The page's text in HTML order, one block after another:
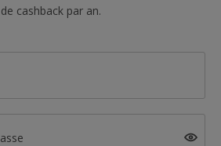
cashback par an.